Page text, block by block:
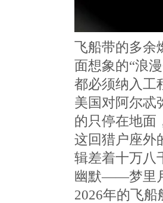
飞船带的多余
面想象的“浪
都必须纳入工
美国对阿尔忒
的只停在地面
这回猎户座外
辑差着十万八
幽默——梦里
2026年的飞